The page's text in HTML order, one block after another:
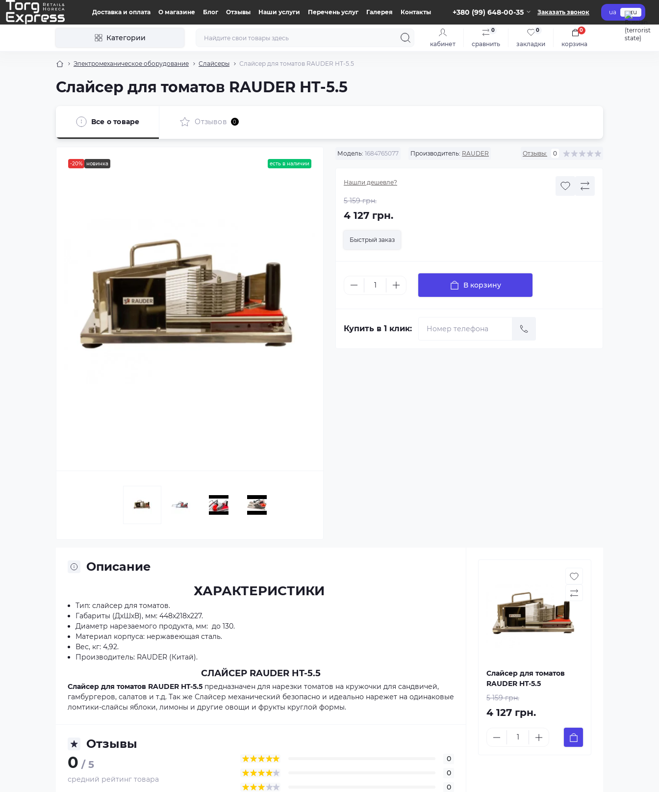
Доставка и оплата О магазине Блог Отзывы Наши услуги Перечень услуг Галерея Контакты +380 (99) 648-00-35 Заказать звонок ua ru
Категории
кабинет сравнить
0
закладки
0
корзина
0
Электромеханическое оборудование Слайсеры Слайсер для томатов RAUDER HT-5.5
Слайсер для томатов RAUDER HT-5.5
Все о товаре Отзывов 0
-20% новинка есть в наличии
Модель: 1684765077 Производитель: RAUDER Отзывы: 0
Нашли дешевле?
5 159 грн.
4 127 грн.
Быстрый заказ
В корзину
Купить в 1 клик:
Описание
ХАРАКТЕРИСТИКИ
Тип: слайсер для томатов.
Габариты (ДхШхВ), мм: 448х218х227.
Диаметр нарезаемого продукта, мм: до 130.
Материал корпуса: нержавеющая сталь.
Вес, кг: 4,92.
Производитель: RAUDER (Китай).
СЛАЙСЕР RAUDER HT-5.5
Слайсер для томатов RAUDER HT-5.5 предназначен для нарезки томатов на кружочки для сандвичей,
гамбургеров, салатов и т.д. Так же Слайсер механический безопасно и идеально нарежет на одинаковые
ломтики-слайсы яблоки, лимоны и другие овощи и фрукты круглой формы.
Отзывы
0 / 5
средний рейтинг товара
0
0
0
Слайсер для томатов
RAUDER HT-5.5
5 159 грн.
4 127 грн.